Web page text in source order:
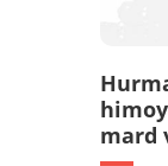
mard